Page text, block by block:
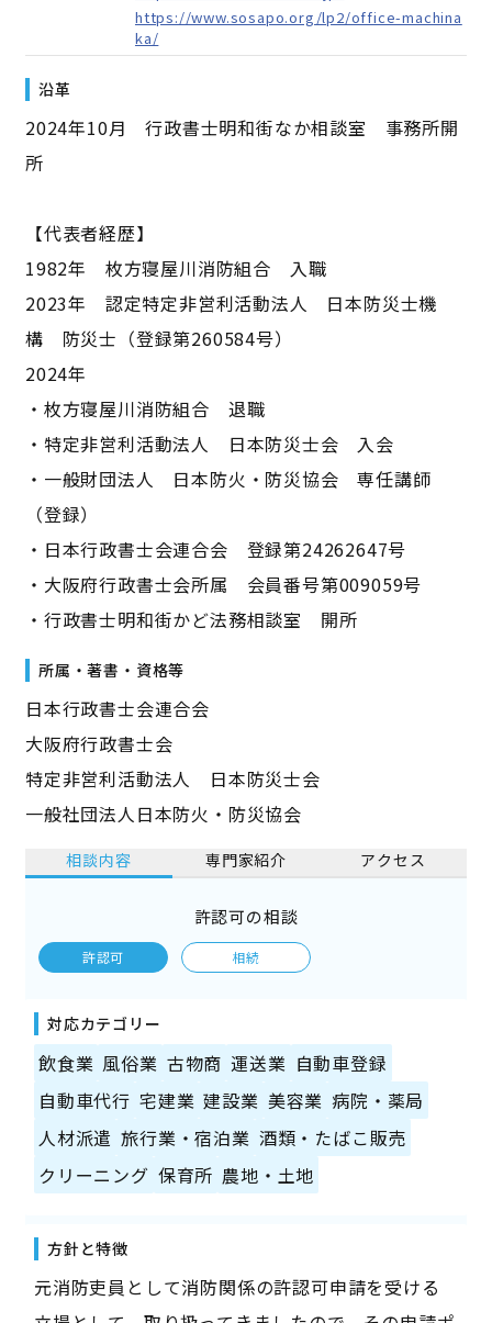
https://www.sosapo.org/lp2/office-machina
ka/
沿革
2024年10月 行政書士明和街なか相談室 事務所開
所
【代表者経歴】
1982年 枚方寝屋川消防組合 入職
2023年 認定特定非営利活動法人 日本防災士機
構 防災士（登録第260584号）
2024年
・枚方寝屋川消防組合 退職
・特定非営利活動法人 日本防災士会 入会
・一般財団法人 日本防火・防災協会 専任講師
（登録）
・日本行政書士会連合会 登録第24262647号
・大阪府行政書士会所属 会員番号第009059号
・行政書士明和街かど法務相談室 開所
所属・著書・資格等
日本行政書士会連合会
大阪府行政書士会
特定非営利活動法人 日本防災士会
一般社団法人日本防火・防災協会
相談内容 専門家紹介 アクセス
許認可の相談
許認可 相続
対応カテゴリー
飲食業 風俗業 古物商 運送業 自動車登録
自動車代行 宅建業 建設業 美容業 病院・薬局
人材派遣 旅行業・宿泊業 酒類・たばこ販売
クリーニング 保育所 農地・土地
方針と特徴
元消防吏員として消防関係の許認可申請を受ける